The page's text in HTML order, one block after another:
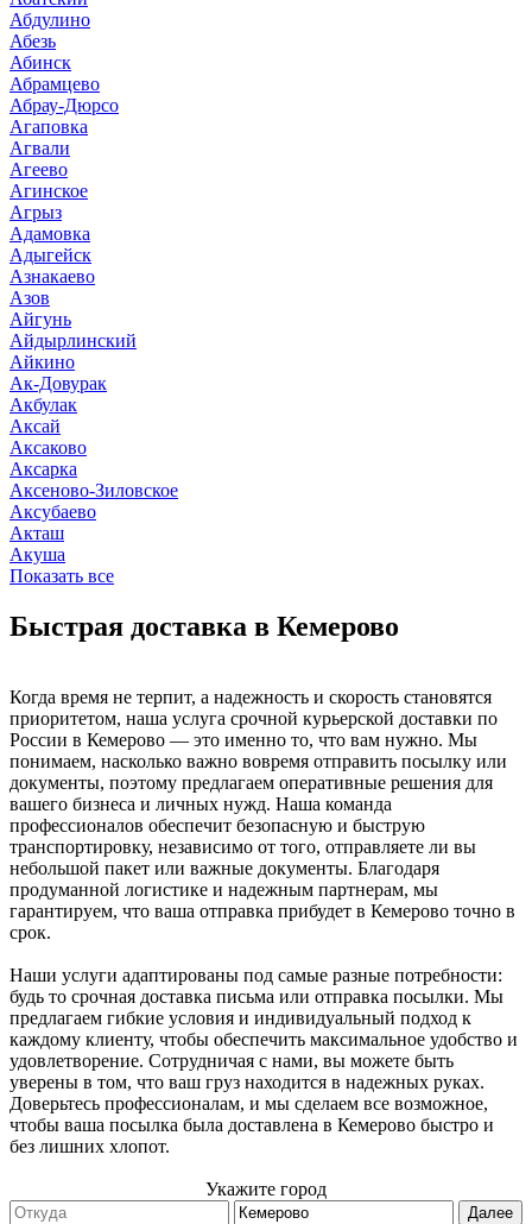
Абдулино
Абезь
Абинск
Абрамцево
Абрау-Дюрсо
Агаповка
Агвали
Агеево
Агинское
Агрыз
Адамовка
Адыгейск
Азнакаево
Азов
Айгунь
Айдырлинский
Айкино
Ак-Довурак
Акбулак
Аксай
Аксаково
Аксарка
Аксеново-Зиловское
Аксубаево
Акташ
Акуша
Показать все
Быстрая доставка в Кемерово
Когда время не терпит, а надежность и скорость становятся
приоритетом, наша услуга срочной курьерской доставки по
России в Кемерово — это именно то, что вам нужно. Мы
понимаем, насколько важно вовремя отправить посылку или
документы, поэтому предлагаем оперативные решения для
вашего бизнеса и личных нужд. Наша команда
профессионалов обеспечит безопасную и быструю
транспортировку, независимо от того, отправляете ли вы
небольшой пакет или важные документы. Благодаря
продуманной логистике и надежным партнерам, мы
гарантируем, что ваша отправка прибудет в Кемерово точно в
срок.
Наши услуги адаптированы под самые разные потребности:
будь то срочная доставка письма или отправка посылки. Мы
предлагаем гибкие условия и индивидуальный подход к
каждому клиенту, чтобы обеспечить максимальное удобство и
удовлетворение. Сотрудничая с нами, вы можете быть
уверены в том, что ваш груз находится в надежных руках.
Доверьтесь профессионалам, и мы сделаем все возможное,
чтобы ваша посылка была доставлена в Кемерово быстро и
без лишних хлопот.
Укажите город
Далее